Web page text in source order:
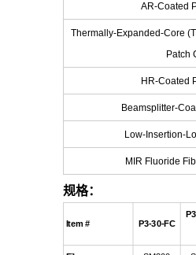
AR-Coated
Thermally-Expanded-Core
Patch
HR-Coated
Beamsplitter-
Low-Insertion-
MIR Fluoride
规格：
Item # P3-30-FC